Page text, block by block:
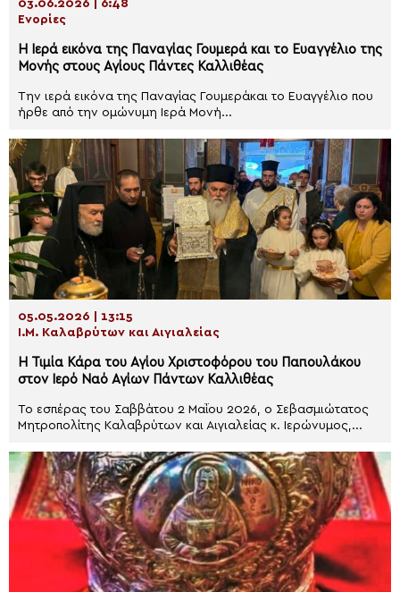
03.06.2026 | 6:48
Ενορίες
Η Ιερά εικόνα της Παναγίας Γουμερά και το Ευαγγέλιο της
Μονής στους Αγίους Πάντες Καλλιθέας
Την ιερά εικόνα της Παναγίας Γουμεράκαι το Ευαγγέλιο που
ήρθε από την ομώνυμη Ιερά Μονή...
05.05.2026 | 13:15
Ι.Μ. Καλαβρύτων και Αιγιαλείας
Η Τιμία Κάρα του Αγίου Χριστοφόρου του Παπουλάκου
στον Ιερό Ναό Αγίων Πάντων Καλλιθέας
Το εσπέρας του Σαββάτου 2 Μαΐου 2026, ο Σεβασμιώτατος
Μητροπολίτης Καλαβρύτων και Αιγιαλείας κ. Ιερώνυμος,...